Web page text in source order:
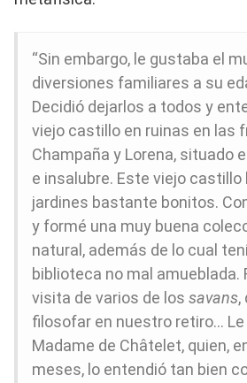
“Sin embargo, le gustaba el
diversiones familiares a su
Decidió dejarlos a todos y
viejo castillo en ruinas en las
Champaña y Lorena, situado
e insalubre. Este viejo castillo
jardines bastante bonitos.
y formé una muy buena
natural, además de lo cual
biblioteca no mal amueblada.
visita de varios de los savans,
filosofar en nuestro retiro…
Madame de Châtelet, quien,
meses, lo entendió tan bien